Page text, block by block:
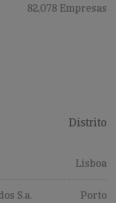
82,078 Empresas
Distrito
Lisboa
S.a. Porto